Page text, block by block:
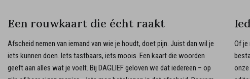
Een rouwkaart die écht raakt
Afscheid nemen van iemand van wie je houdt, doet pijn. Juist dan wil je
iets kunnen doen. Iets tastbaars, iets moois. Een kaart die woorden
geeft aan alles wat je voelt. Bij DAGLIEF geloven we dat iedereen – op
Of je